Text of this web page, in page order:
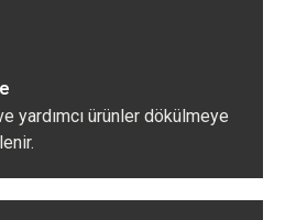
yardımcı ürünler dökülmeye